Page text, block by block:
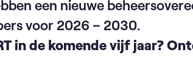
een nieuwe
voor 2026 – 2030.
in de komende vijf jaar?